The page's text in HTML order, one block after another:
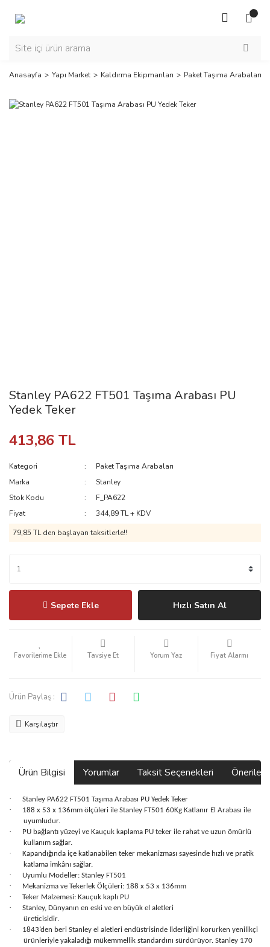
Anasayfa Yapı Market Kaldırma Ekipmanları Paket Taşıma Arabaları
Stanley PA622 FT501 Taşıma Arabası PU
Yedek Teker
413,86 TL
Kategori
Paket Taşıma Arabaları
Marka
Stanley
Stok Kodu
F_PA622
Fiyat
344,89 TL + KDV
79,85 TL den başlayan taksitlerle!!
Sepete Ekle Hızlı Satın Al
Tavsiye Et Yorum Yaz Fiyat Alarmı
Ürün Paylaş :
Karşılaştır
Ürün Bilgisi Yorumlar Taksit Seçenekleri
· Stanley PA622 FT501 Taşıma Arabası PU Yedek Teker
·
188 x 53 x 136mm ölçüleri ile Stanley FT501 60Kg Katlanır El Arabası ile
uyumludur.
·
PU bağlantı yüzeyi ve Kauçuk kaplama PU teker ile rahat ve uzun ömürlü
kullanım sağlar.
·
Kapandığında içe katlanabilen teker mekanizması sayesinde hızlı ve pratik
katlama imkânı sağlar.
· Uyumlu Modeller: Stanley FT501
· Mekanizma ve Tekerlek Ölçüleri: 188 x 53 x 136mm
· Teker Malzemesi: Kauçuk kaplı PU
·
Stanley, Dünyanın en eski ve en büyük el aletleri
üreticisidir.
·
1843’den beri Stanley el aletleri endüstrisinde liderliğini korurken yenilikçi
ürünleriyle yakaladığı mükemmellik standardını sürdürüyor. Stanley 170